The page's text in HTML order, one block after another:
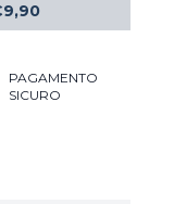
PAGAMENTO
SICURO